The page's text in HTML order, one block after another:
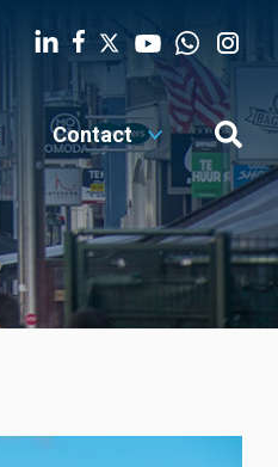
Contact
MENU